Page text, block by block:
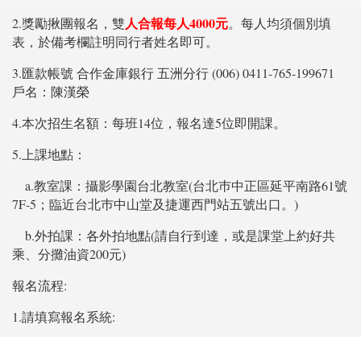
2.獎勵揪團報名，雙人合報每人4000元。每人均須個別填
表，於備考欄註明同行者姓名即可。
3.匯款帳號 合作金庫銀行 五洲分行 (006) 0411-765-199671
戶名：陳漢榮
4.本次招生名額：每班14位，報名達5位即開課。
5.上課地點：
a.教室課：攝影學園台北教室(台北巿中正區延平南路61號
7F-5；臨近台北巿中山堂及捷運西門站五號出口。)
b.外拍課：各外拍地點(請自行到達，或是課堂上約好共
乘、分攤油資200元)
報名流程:
1.請填寫報名系統: